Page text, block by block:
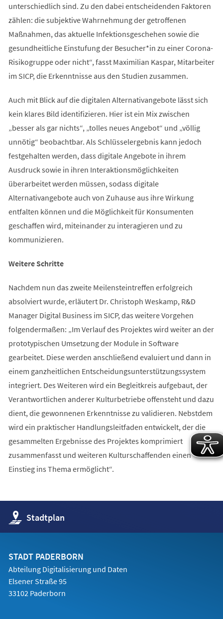
unterschiedlich sind. Zu den dabei entscheidenden Faktoren
zählen: die subjektive Wahrnehmung der getroffenen
Maßnahmen, das aktuelle Infektionsgeschehen sowie die
gesundheitliche Einstufung der Besucher*in zu einer Corona-
Risikogruppe oder nicht“, fasst Maximilian Kaspar, Mitarbeiter
im SICP, die Erkenntnisse aus den Studien zusammen.
Auch mit Blick auf die digitalen Alternativangebote lässt sich
kein klares Bild identifizieren. Hier ist ein Mix zwischen
„besser als gar nichts“, „tolles neues Angebot“ und „völlig
unnötig“ beobachtbar. Als Schlüsselergebnis kann jedoch
festgehalten werden, dass digitale Angebote in ihrem
Ausdruck sowie in ihren Interaktionsmöglichkeiten
überarbeitet werden müssen, sodass digitale
Alternativangebote auch von Zuhause aus ihre Wirkung
entfalten können und die Möglichkeit für Konsumenten
geschaffen wird, miteinander zu interagieren und zu
kommunizieren.
Weitere Schritte
Nachdem nun das zweite Meilensteintreffen erfolgreich
absolviert wurde, erläutert Dr. Christoph Weskamp, R&D
Manager Digital Business im SICP, das weitere Vorgehen
folgendermaßen: „Im Verlauf des Projektes wird weiter an der
prototypischen Umsetzung der Module in Software
gearbeitet. Diese werden anschließend evaluiert und dann in
einem ganzheitlichen Entscheidungsunterstützungssystem
integriert. Des Weiteren wird ein Begleitkreis aufgebaut, der
Verantwortlichen anderer Kulturbetriebe offensteht und dazu
dient, die gewonnenen Erkenntnisse zu validieren. Nebstdem
wird ein praktischer Handlungsleitfaden entwickelt, der die
gesammelten Ergebnisse des Projektes komprimiert
zusammenfasst und weiteren Kulturschaffenden einen
Einstieg ins Thema ermöglicht“.
Stadtplan
(Öffnet
in
einem
Tab)
STADT PADERBORN
Abteilung Digitalisierung und Daten
Elsener Straße 95
33102 Paderborn